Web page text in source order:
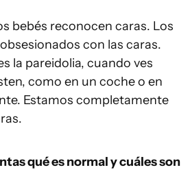
bebés reconocen caras. Los
con las caras.
la pareidolia, cuando ves
como en un coche o en
Estamos completamente
qué es normal y cuáles son